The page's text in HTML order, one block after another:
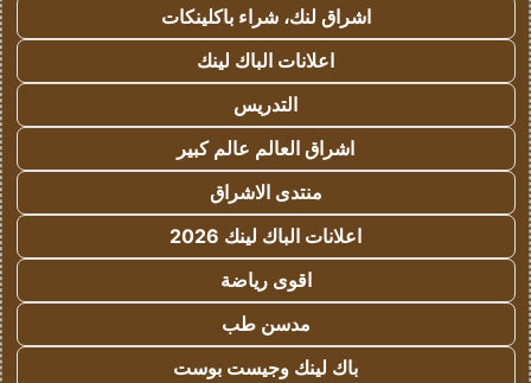
اشراق لنك، شراء باكلينكات
اعلانات الباك لينك
التدريس
اشراق العالم عالم كبير
منتدى الاشراق
اعلانات الباك لينك 2026
اقوى رياضة
مدسن طب
باك لينك وجيست بوست